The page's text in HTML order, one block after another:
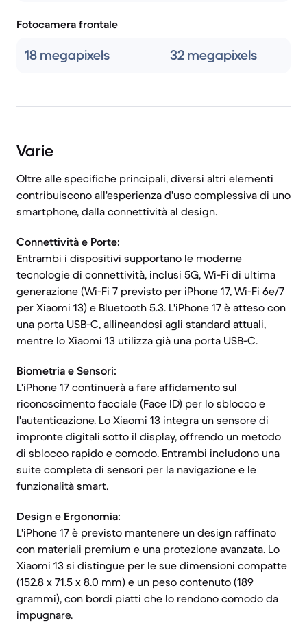
Fotocamera frontale
18 megapixels 32 megapixels
Varie
Oltre alle specifiche principali, diversi altri elementi
contribuiscono all'esperienza d'uso complessiva di uno
smartphone, dalla connettività al design.
Connettività e Porte:
Entrambi i dispositivi supportano le moderne
tecnologie di connettività, inclusi 5G, Wi-Fi di ultima
generazione (Wi-Fi 7 previsto per iPhone 17, Wi-Fi 6e/7
per Xiaomi 13) e Bluetooth 5.3. L'iPhone 17 è atteso con
una porta USB-C, allineandosi agli standard attuali,
mentre lo Xiaomi 13 utilizza già una porta USB-C.
Biometria e Sensori:
L'iPhone 17 continuerà a fare affidamento sul
riconoscimento facciale (Face ID) per lo sblocco e
l'autenticazione. Lo Xiaomi 13 integra un sensore di
impronte digitali sotto il display, offrendo un metodo
di sblocco rapido e comodo. Entrambi includono una
suite completa di sensori per la navigazione e le
funzionalità smart.
Design e Ergonomia:
L'iPhone 17 è previsto mantenere un design raffinato
con materiali premium e una protezione avanzata. Lo
Xiaomi 13 si distingue per le sue dimensioni compatte
(152.8 x 71.5 x 8.0 mm) e un peso contenuto (189
grammi), con bordi piatti che lo rendono comodo da
impugnare.